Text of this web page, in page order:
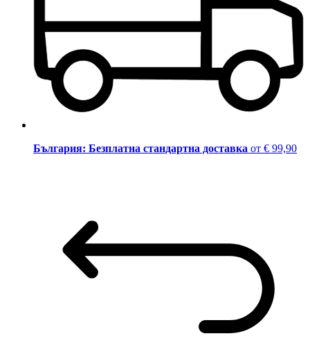
България: Безплатна стандартна доставка от € 99,90